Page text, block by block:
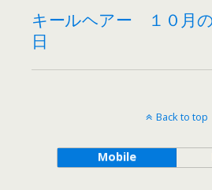
キールヘアー １０月
日
Back to top
Mobile